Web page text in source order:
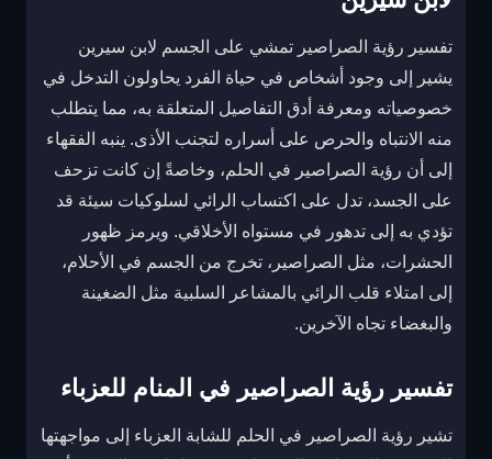
تفسير رؤية الصراصير تمشي على الجسم لابن سيرين
يشير إلى وجود أشخاص في حياة الفرد يحاولون التدخل في
خصوصياته ومعرفة أدق التفاصيل المتعلقة به، مما يتطلب
منه الانتباه والحرص على أسراره لتجنب الأذى. ينبه الفقهاء
إلى أن رؤية الصراصير في الحلم، وخاصةً إن كانت تزحف
على الجسد، تدل على اكتساب الرائي لسلوكيات سيئة قد
تؤدي به إلى تدهور في مستواه الأخلاقي. ويرمز ظهور
الحشرات، مثل الصراصير، تخرج من الجسم في الأحلام،
إلى امتلاء قلب الرائي بالمشاعر السلبية مثل الضغينة
والبغضاء تجاه الآخرين.
تفسير رؤية الصراصير في المنام للعزباء
تشير رؤية الصراصير في الحلم للشابة العزباء إلى مواجهتها